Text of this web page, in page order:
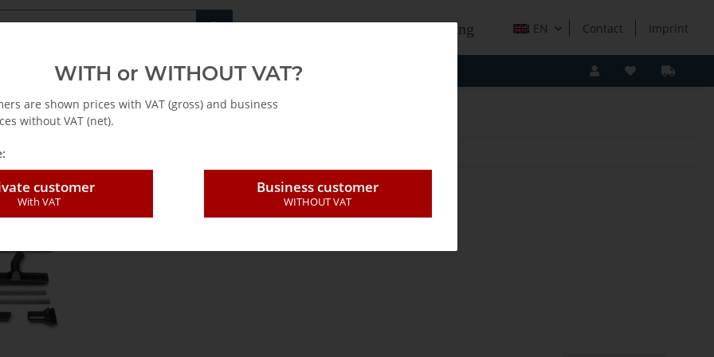
Fachshop für die Holzverarbeitung EN Contact Imprint
Leasing / Mietkauf
Sauger EN
WITH or WITHOUT VAT?
are shown prices with VAT (gross) and business
without VAT (net).
customer
With VAT
Business customer
WITHOUT VAT